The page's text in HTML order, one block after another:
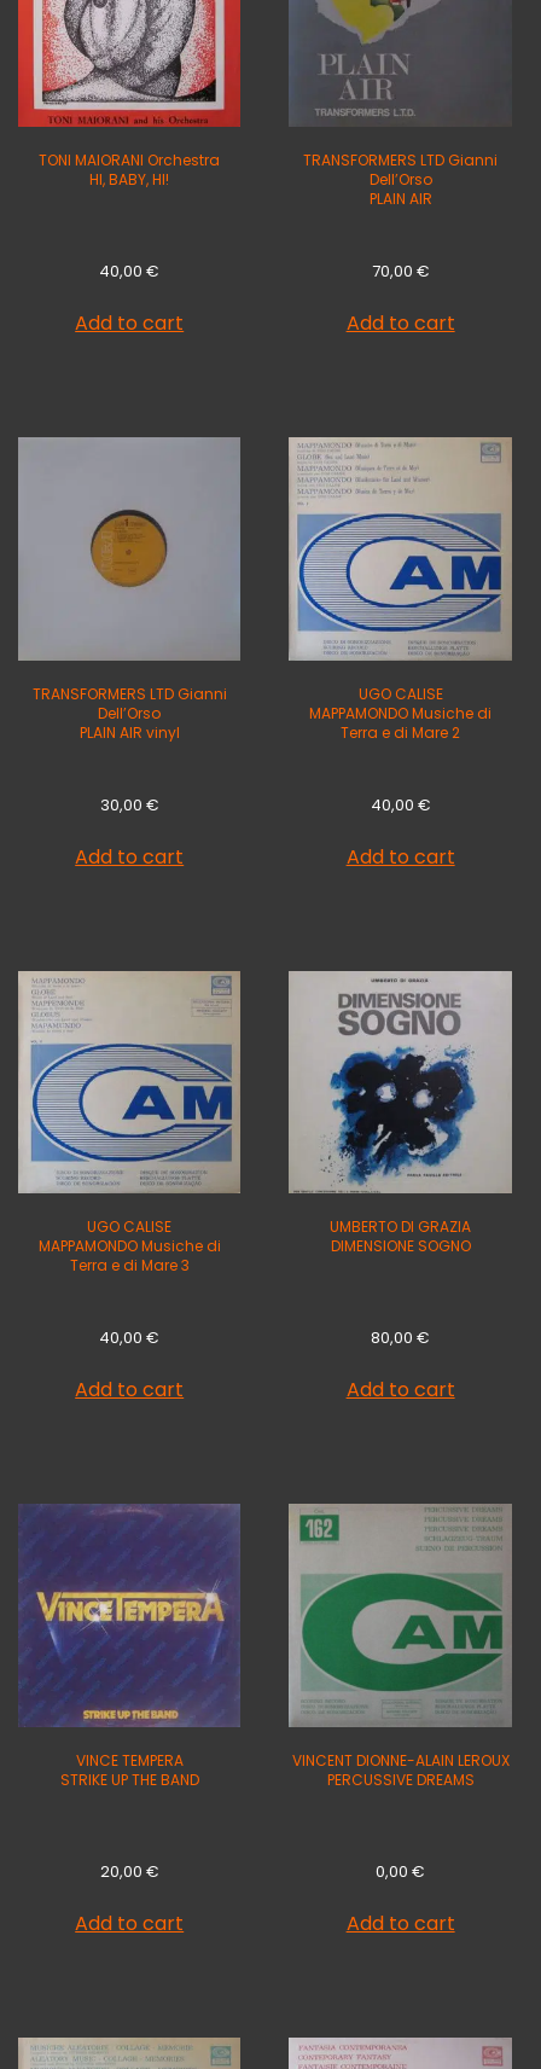
TONI MAIORANI Orchestra
HI, BABY, HI!
40,00€
Add to cart
TRANSFORMERS LTD Gianni
Dell’Orso
PLAIN AIR
70,00 €
Add to cart
TRANSFORMERS LTD Gianni
Dell’Orso
PLAIN AIR vinyl
30,00 €
Add to cart
UGO CALISE
MAPPAMONDO Musiche di
Terra e di Mare 2
40,00 €
Add to cart
UGO CALISE
MAPPAMONDO Musiche di
Terra e di Mare 3
40,00€
Add to cart
UMBERTO DI GRAZIA
DIMENSIONE SOGNO
80,00€
Add to cart
VINCE TEMPERA
STRIKE UP THE BAND
20,00 €
Add to cart
VINCENT DIONNE-ALAIN LEROUX
PERCUSSIVE DREAMS
0,00€
Add to cart